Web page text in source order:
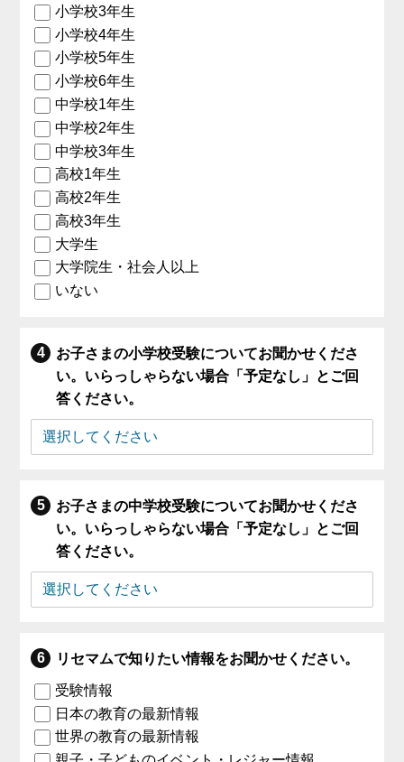
小学校3年生
小学校4年生
小学校5年生
小学校6年生
中学校1年生
中学校2年生
中学校3年生
高校1年生
高校2年生
高校3年生
大学生
大学院生・社会人以上
いない
お子さまの小学校受験についてお聞かせくださ
い。いらっしゃらない場合「予定なし」とご回
答ください。
お子さまの中学校受験についてお聞かせくださ
い。いらっしゃらない場合「予定なし」とご回
答ください。
リセマムで知りたい情報をお聞かせください。
受験情報
日本の教育の最新情報
世界の教育の最新情報